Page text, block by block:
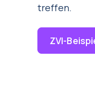
treffen.
ZVI-